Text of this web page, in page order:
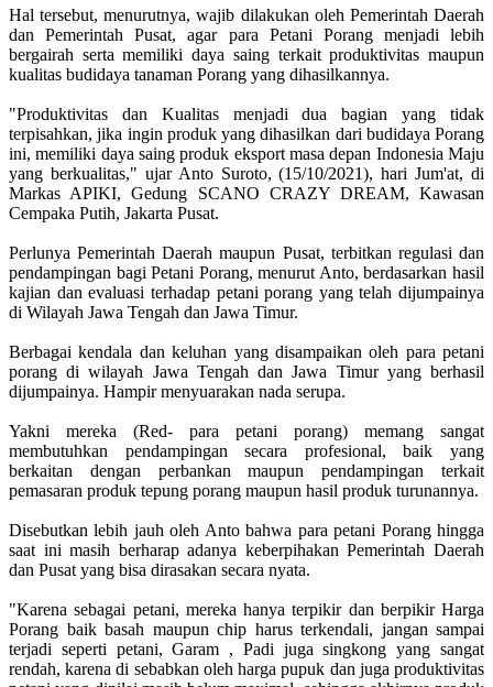
Hal tersebut, menurutnya, wajib dilakukan oleh Pemerintah Daerah
dan Pemerintah Pusat, agar para Petani Porang menjadi lebih
bergairah serta memiliki daya saing terkait produktivitas maupun
kualitas budidaya tanaman Porang yang dihasilkannya.
"Produktivitas dan Kualitas menjadi dua bagian yang tidak
terpisahkan, jika ingin produk yang dihasilkan dari budidaya Porang
ini, memiliki daya saing produk eksport masa depan Indonesia Maju
yang berkualitas," ujar Anto Suroto, (15/10/2021), hari Jum'at, di
Markas APIKI, Gedung SCANO CRAZY DREAM, Kawasan
Cempaka Putih, Jakarta Pusat.
Perlunya Pemerintah Daerah maupun Pusat, terbitkan regulasi dan
pendampingan bagi Petani Porang, menurut Anto, berdasarkan hasil
kajian dan evaluasi terhadap petani porang yang telah dijumpainya
di Wilayah Jawa Tengah dan Jawa Timur.
Berbagai kendala dan keluhan yang disampaikan oleh para petani
porang di wilayah Jawa Tengah dan Jawa Timur yang berhasil
dijumpainya. Hampir menyuarakan nada serupa.
Yakni mereka (Red- para petani porang) memang sangat
membutuhkan pendampingan secara profesional, baik yang
berkaitan dengan perbankan maupun pendampingan terkait
pemasaran produk tepung porang maupun hasil produk turunannya.
Disebutkan lebih jauh oleh Anto bahwa para petani Porang hingga
saat ini masih berharap adanya keberpihakan Pemerintah Daerah
dan Pusat yang bisa dirasakan secara nyata.
"Karena sebagai petani, mereka hanya terpikir dan berpikir Harga
Porang baik basah maupun chip harus terkendali, jangan sampai
terjadi seperti petani, Garam , Padi juga singkong yang sangat
rendah, karena di sebabkan oleh harga pupuk dan juga produktivitas